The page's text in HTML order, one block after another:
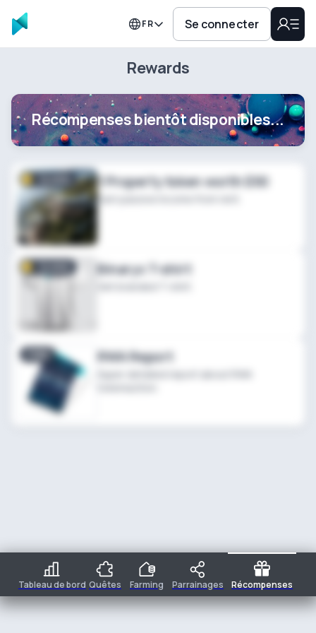
FR Se connecter
Rewards
Récompenses bientôt disponibles...
1 Property token worth $50
12,000
Binaryx T-shirt
12,000
RWA Report
FREE
Tableau de bord Quêtes Farming Parrainages Récompenses